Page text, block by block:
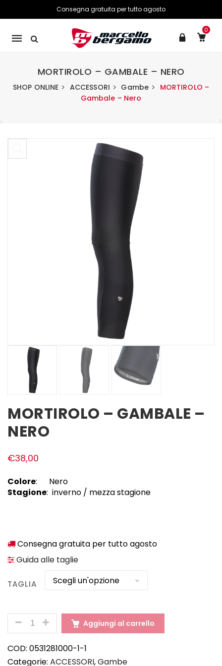
Consegna gratuita per tutto agosto
Mobile
0
MORTIROLO – GAMBALE – NERO
SHOP ONLINE ACCESSORI Gambe
MORTIROLO –
Gambale – Nero
MORTIROLO – GAMBALE –
NERO
€38,00
Colore: Nero
Stagione: inverno / mezza stagione
Consegna gratuita per tutto agosto
Guida alle taglie
TAGLIA
QUANTITÀ Aggiungi al carrello
COD: 0531281000-1-1
Categorie: ACCESSORI,Gambe